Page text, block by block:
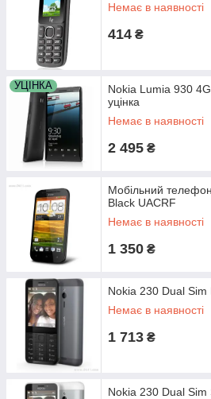
Немає в наявності
414 ₴
УЦІНКА
Nokia Lumia 930
уцінка
Немає в наявності
2 495 ₴
Мобільний
Black UACRF
Немає в наявності
1 350 ₴
Nokia 230 Dual Sim
Немає в наявності
1 713 ₴
Nokia 230 Dual Sim